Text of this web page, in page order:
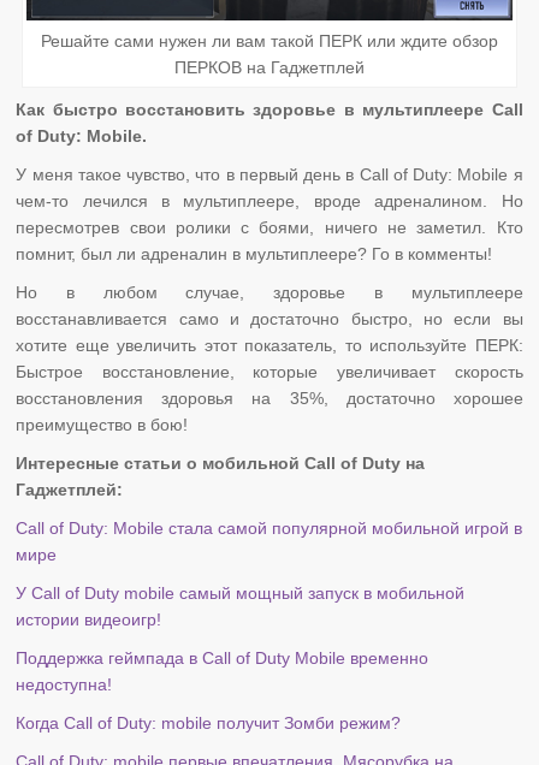
Решайте сами нужен ли вам такой ПЕРК или ждите обзор
ПЕРКОВ на Гаджетплей
Как быстро восстановить здоровье в мультиплеере Call
of Duty: Mobile.
У меня такое чувство, что в первый день в Call of Duty: Mobile я
чем-то лечился в мультиплеере, вроде адреналином. Но
пересмотрев свои ролики с боями, ничего не заметил. Кто
помнит, был ли адреналин в мультиплеере? Го в комменты!
Но в любом случае, здоровье в мультиплеере
восстанавливается само и достаточно быстро, но если вы
хотите еще увеличить этот показатель, то используйте ПЕРК:
Быстрое восстановление, которые увеличивает скорость
восстановления здоровья на 35%, достаточно хорошее
преимущество в бою!
Интересные статьи о мобильной Call of Duty на
Гаджетплей:
Call of Duty: Mobile стала самой популярной мобильной игрой в
мире
У Call of Duty mobile самый мощный запуск в мобильной
истории видеоигр!
Поддержка геймпада в Call of Duty Mobile временно
недоступна!
Когда Call of Duty: mobile получит Зомби режим?